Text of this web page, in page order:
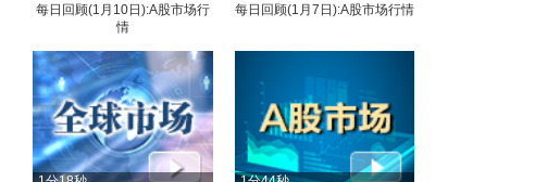
每日回顾(1月10日):A股市场行
情
每日回顾(1月7日):A股市场行情